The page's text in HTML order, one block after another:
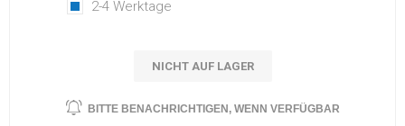
2-4 Werktage
NICHT AUF LAGER
BITTE BENACHRICHTIGEN, WENN VERFÜGBAR